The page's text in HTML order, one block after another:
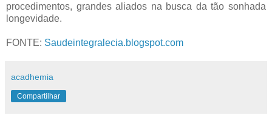
procedimentos, grandes aliados na busca da tão sonhada
longevidade.
FONTE: Saudeintegralecia.blogspot.com
acadhemia
Compartilhar